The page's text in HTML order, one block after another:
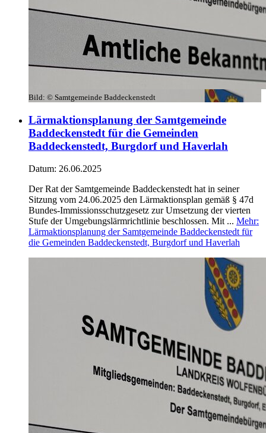
Bild: © Samtgemeinde Baddeckenstedt
Lärmaktionsplanung der Samtgemeinde
Baddeckenstedt für die Gemeinden
Baddeckenstedt, Burgdorf und Haverlah
Datum: 26.06.2025
Der Rat der Samtgemeinde Baddeckenstedt hat in seiner
Sitzung vom 24.06.2025 den Lärmaktionsplan gemäß § 47d
Bundes-Immissionsschutzgesetz zur Umsetzung der vierten
Stufe der Umgebungslärmrichtlinie beschlossen. Mit ... Mehr:
Lärmaktionsplanung der Samtgemeinde Baddeckenstedt für
die Gemeinden Baddeckenstedt, Burgdorf und Haverlah